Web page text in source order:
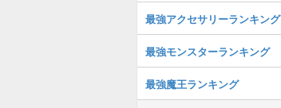
最強アクセサリーランキング
最強モンスターランキング
最強魔王ランキング